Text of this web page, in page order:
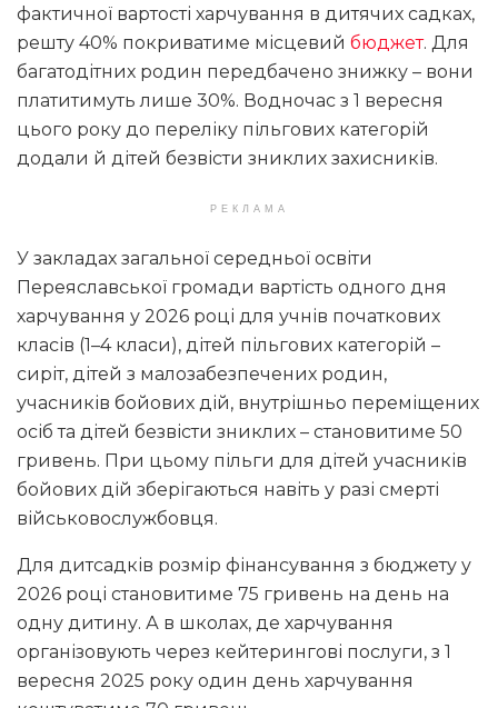
фактичної вартості харчування в дитячих садках,
решту 40% покриватиме місцевий бюджет. Для
багатодітних родин передбачено знижку – вони
платитимуть лише 30%. Водночас з 1 вересня
цього року до переліку пільгових категорій
додали й дітей безвісти зниклих захисників.
РЕКЛАМА
У закладах загальної середньої освіти
Переяславської громади вартість одного дня
харчування у 2026 році для учнів початкових
класів (1–4 класи), дітей пільгових категорій –
сиріт, дітей з малозабезпечених родин,
учасників бойових дій, внутрішньо переміщених
осіб та дітей безвісти зниклих – становитиме 50
гривень. При цьому пільги для дітей учасників
бойових дій зберігаються навіть у разі смерті
військовослужбовця.
Для дитсадків розмір фінансування з бюджету у
2026 році становитиме 75 гривень на день на
одну дитину. А в школах, де харчування
організовують через кейтерингові послуги, з 1
вересня 2025 року один день харчування